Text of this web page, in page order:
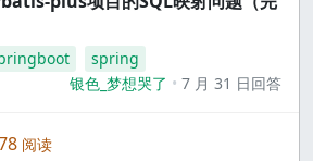
spring
银色_梦想哭了
7 月 31 日回答
阅读